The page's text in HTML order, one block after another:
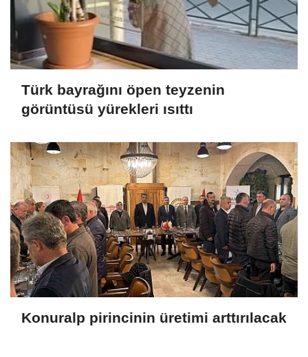
Türk bayrağını öpen teyzenin
görüntüsü yürekleri ısıttı
Konuralp pirincinin üretimi arttırılacak